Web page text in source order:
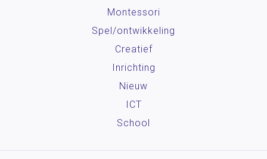
Montessori
Spel/ontwikkeling
Creatief
Inrichting
Nieuw
ICT
School